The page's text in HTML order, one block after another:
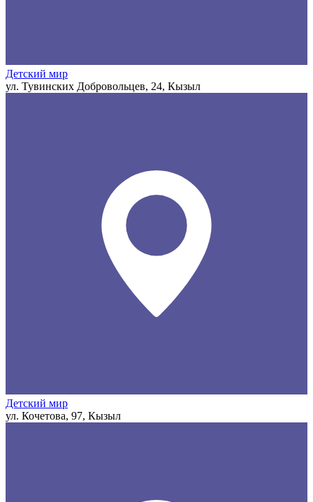
Детский мир
ул. Тувинских Добровольцев, 24, Кызыл
Детский мир
ул. Кочетова, 97, Кызыл